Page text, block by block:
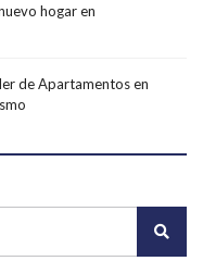
hogar en
de Apartamentos en